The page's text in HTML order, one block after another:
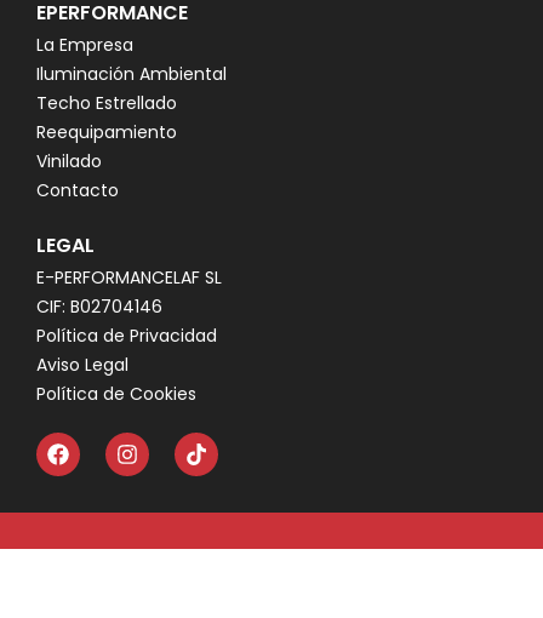
EPERFORMANCE
La Empresa
Iluminación Ambiental
Techo Estrellado
Reequipamiento
Vinilado
Contacto
LEGAL
E-PERFORMANCELAF SL
CIF: B02704146
Política de Privacidad
Aviso Legal
Política de Cookies